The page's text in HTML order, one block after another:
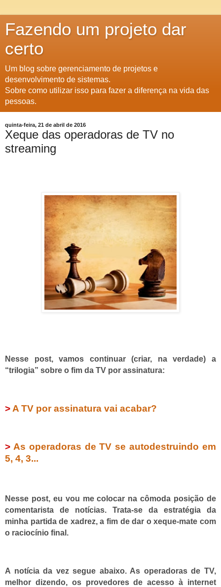
Fazendo um projeto dar
certo
Um blog sobre gerenciamento de projetos e
desenvolvimento de sistemas.
Sobre como utilizar isso para fazer a diferença na vida das
pessoas.
quinta-feira, 21 de abril de 2016
Xeque das operadoras de TV no
streaming
Nesse post, vamos continuar (criar, na verdade) a
“trilogia” sobre o fim da TV por assinatura:
> A TV por assinatura vai acabar?
> As operadoras de TV se autodestruindo em
5, 4, 3...
Nesse post, eu vou me colocar na cômoda posição de
comentarista de notícias. Trata-se da estratégia da
minha partida de xadrez, a fim de dar o xeque-mate com
o raciocínio final.
A notícia da vez segue abaixo. As operadoras de TV,
melhor dizendo, os provedores de acesso à internet